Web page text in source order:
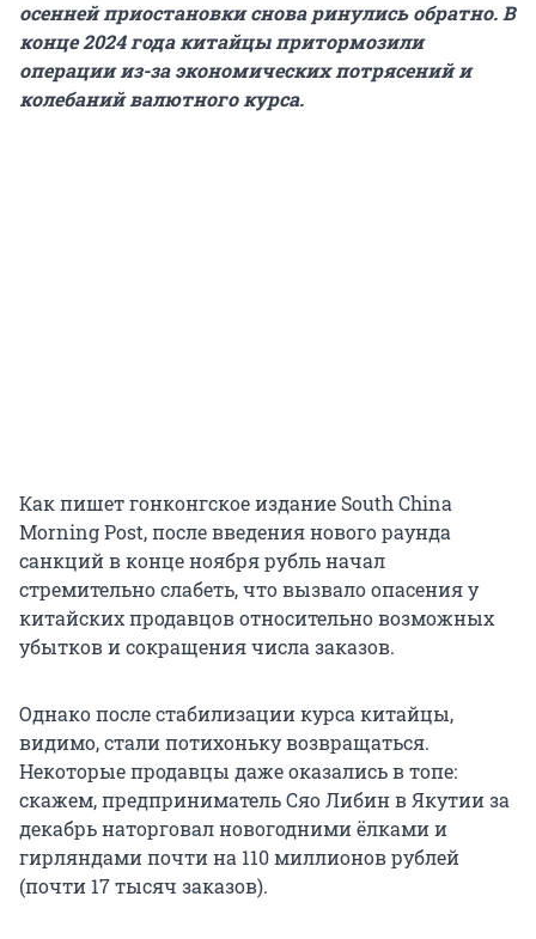
осенней приостановки снова ринулись обратно. В
конце 2024 года китайцы притормозили
операции из-за экономических потрясений и
колебаний валютного курса.
Как пишет гонконгское издание South China
Morning Post, после введения нового раунда
санкций в конце ноября рубль начал
стремительно слабеть, что вызвало опасения у
китайских продавцов относительно возможных
убытков и сокращения числа заказов.
Однако после стабилизации курса китайцы,
видимо, стали потихоньку возвращаться.
Некоторые продавцы даже оказались в топе:
скажем, предприниматель Сяо Либин в Якутии за
декабрь наторговал новогодними ёлками и
гирляндами почти на 110 миллионов рублей
(почти 17 тысяч заказов).